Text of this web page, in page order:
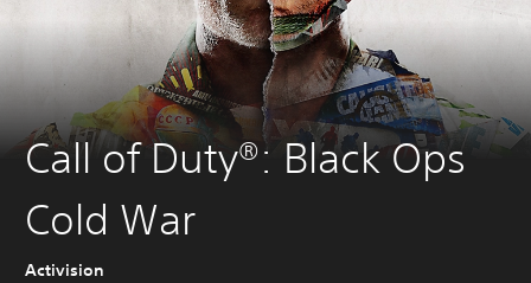
Call of Duty®: Black Ops
Cold War
Activision